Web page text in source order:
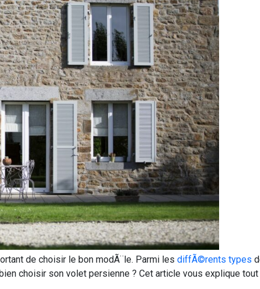
de choisir le bon modÃ¨le. Parmi les diffÃ©rents types
choisir son volet persienne ? Cet article vous explique